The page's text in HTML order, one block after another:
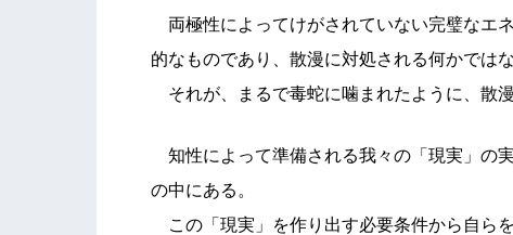
両極性によってけがされていない完璧なエ
的なものであり、散漫に対処される何かではな
それが、まるで毒蛇に噛まれたように、散漫
知性によって準備される我々の「現実」の
の中にある。
この「現実」を作り出す必要条件から自らを